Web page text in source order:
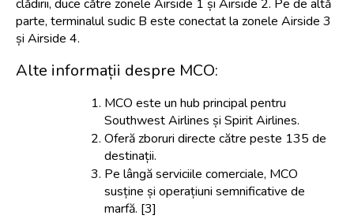
clădirii, duce către zonele Airside 1 și Airside 2. Pe de altă
parte, terminalul sudic B este conectat la zonele Airside 3
și Airside 4.
Alte informații despre MCO:
MCO este un hub principal pentru
Southwest Airlines și Spirit Airlines.
Oferă zboruri directe către peste 135 de
destinații.
Pe lângă serviciile comerciale, MCO
susține și operațiuni semnificative de
marfă. [3]